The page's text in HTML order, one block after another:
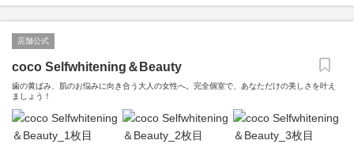
店舗公式
coco Selfwhitening＆Beauty
歯の黄ばみ、肌のお悩みに向き合う大人の女性へ。完全個室で、あなただけの美しさを叶え
ましょう！